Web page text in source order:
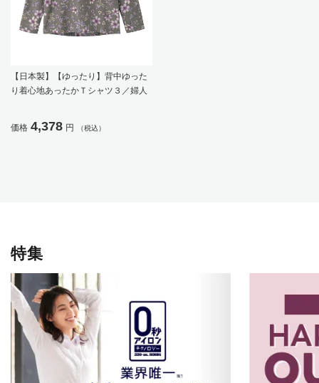
【日本製】【ゆったり】背中ゆった
り着心地あったかＴシャツ３／婦人
出かけ／ギフト／プレゼント 【C
価格 4,378 円 （税込）
特集